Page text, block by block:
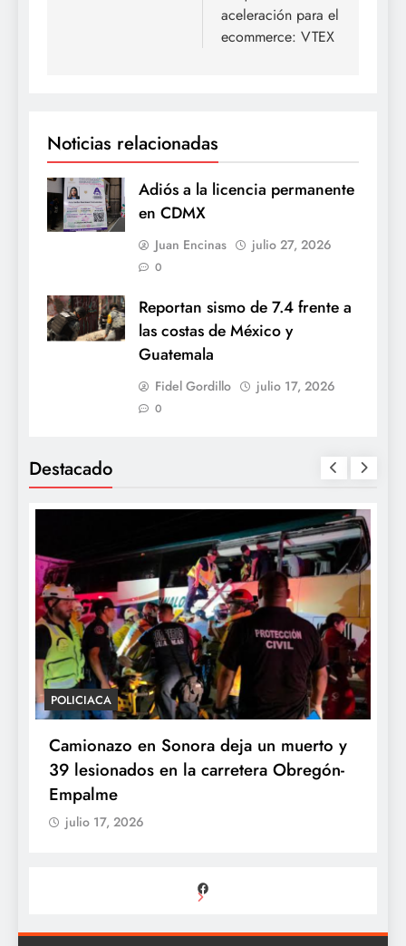
aceleración para el
ecommerce: VTEX
Noticias relacionadas
Adiós a la licencia permanente
en CDMX
Juan Encinas julio 27, 2026
0
Reportan sismo de 7.4 frente a
las costas de México y
Guatemala
Fidel Gordillo julio 17, 2026
0
Destacado
POLICIACA
Camionazo en Sonora deja un muerto y
39 lesionados en la carretera Obregón-
Empalme
julio 17, 2026